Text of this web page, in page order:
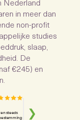
in meer dan
non-profit
studies
slaap,
De
€245) en